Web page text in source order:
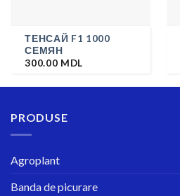
ТЕНСАЙ F1 1000
СЕМЯН
300.00 MDL
PRODUSE
Agroplant
Banda de picurare